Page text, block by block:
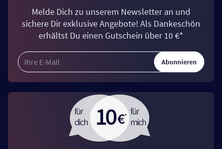
Melde Dich zu unserem Newsletter an und
sichere Dir exklusive Angebote! Als Dankeschön
erhältst Du einen Gutschein über 10 €*
Abonnieren